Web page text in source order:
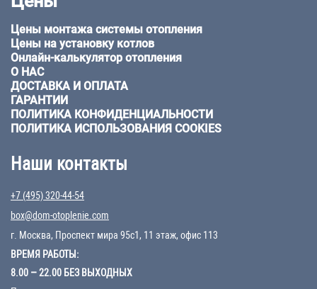
Цены монтажа системы отопления
Цены на установку котлов
Онлайн-калькулятор отопления
О НАС
ДОСТАВКА И ОПЛАТА
ГАРАНТИИ
ПОЛИТИКА КОНФИДЕНЦИАЛЬНОСТИ
ПОЛИТИКА ИСПОЛЬЗОВАНИЯ COOKIES
Наши контакты
+7 (495) 320-44-54
box@dom-otoplenie.com
г. Москва, Проспект мира 95с1, 11 этаж, офис 113
ВРЕМЯ РАБОТЫ:
8.00 – 22.00 БЕЗ ВЫХОДНЫХ